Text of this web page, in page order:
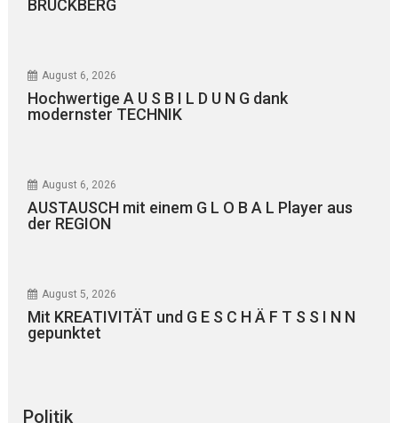
BRUCKBERG
August 6, 2026
Hochwertige A U S B I L D U N G dank
modernster TECHNIK
August 6, 2026
AUSTAUSCH mit einem G L O B A L Player aus
der REGION
August 5, 2026
Mit KREATIVITÄT und G E S C H Ä F T S S I N N
gepunktet
Politik